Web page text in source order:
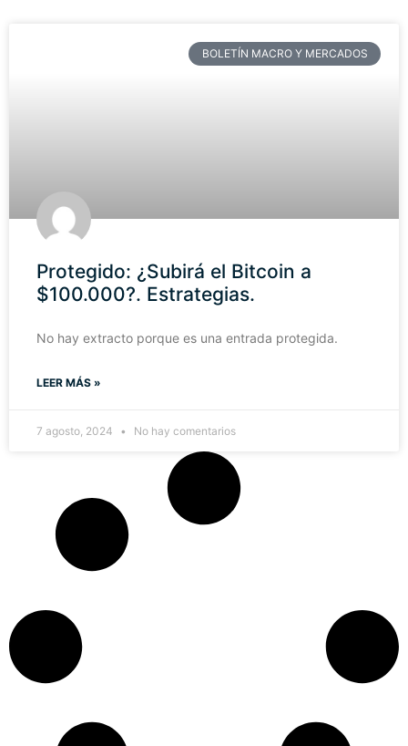
BOLETÍN MACRO Y MERCADOS
Protegido: ¿Subirá el Bitcoin a
$100.000?. Estrategias.
No hay extracto porque es una entrada protegida.
LEER MÁS »
7 agosto, 2024 No hay comentarios